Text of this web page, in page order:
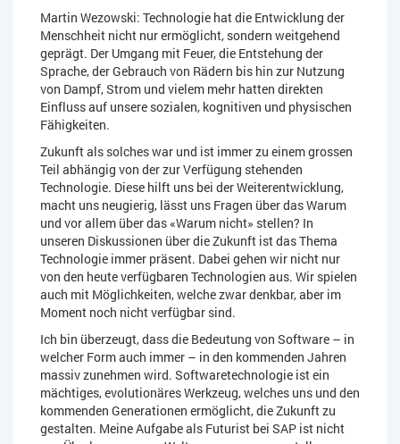
Martin Wezowski: Technologie hat die Entwicklung der
Menschheit nicht nur ermöglicht, sondern weitgehend
geprägt. Der Umgang mit Feuer, die Entstehung der
Sprache, der Gebrauch von Rädern bis hin zur Nutzung
von Dampf, Strom und vielem mehr hatten direkten
Einfluss auf unsere sozialen, kognitiven und physischen
Fähigkeiten.
Zukunft als solches war und ist immer zu einem grossen
Teil abhängig von der zur Verfügung stehenden
Technologie. Diese hilft uns bei der Weiterentwicklung,
macht uns neugierig, lässt uns Fragen über das Warum
und vor allem über das «Warum nicht» stellen? In
unseren Diskussionen über die Zukunft ist das Thema
Technologie immer präsent. Dabei gehen wir nicht nur
von den heute verfügbaren Technologien aus. Wir spielen
auch mit Möglichkeiten, welche zwar denkbar, aber im
Moment noch nicht verfügbar sind.
Ich bin überzeugt, dass die Bedeutung von Software – in
welcher Form auch immer – in den kommenden Jahren
massiv zunehmen wird. Softwaretechnologie ist ein
mächtiges, evolutionäres Werkzeug, welches uns und den
kommenden Generationen ermöglicht, die Zukunft zu
gestalten. Meine Aufgabe als Futurist bei SAP ist nicht